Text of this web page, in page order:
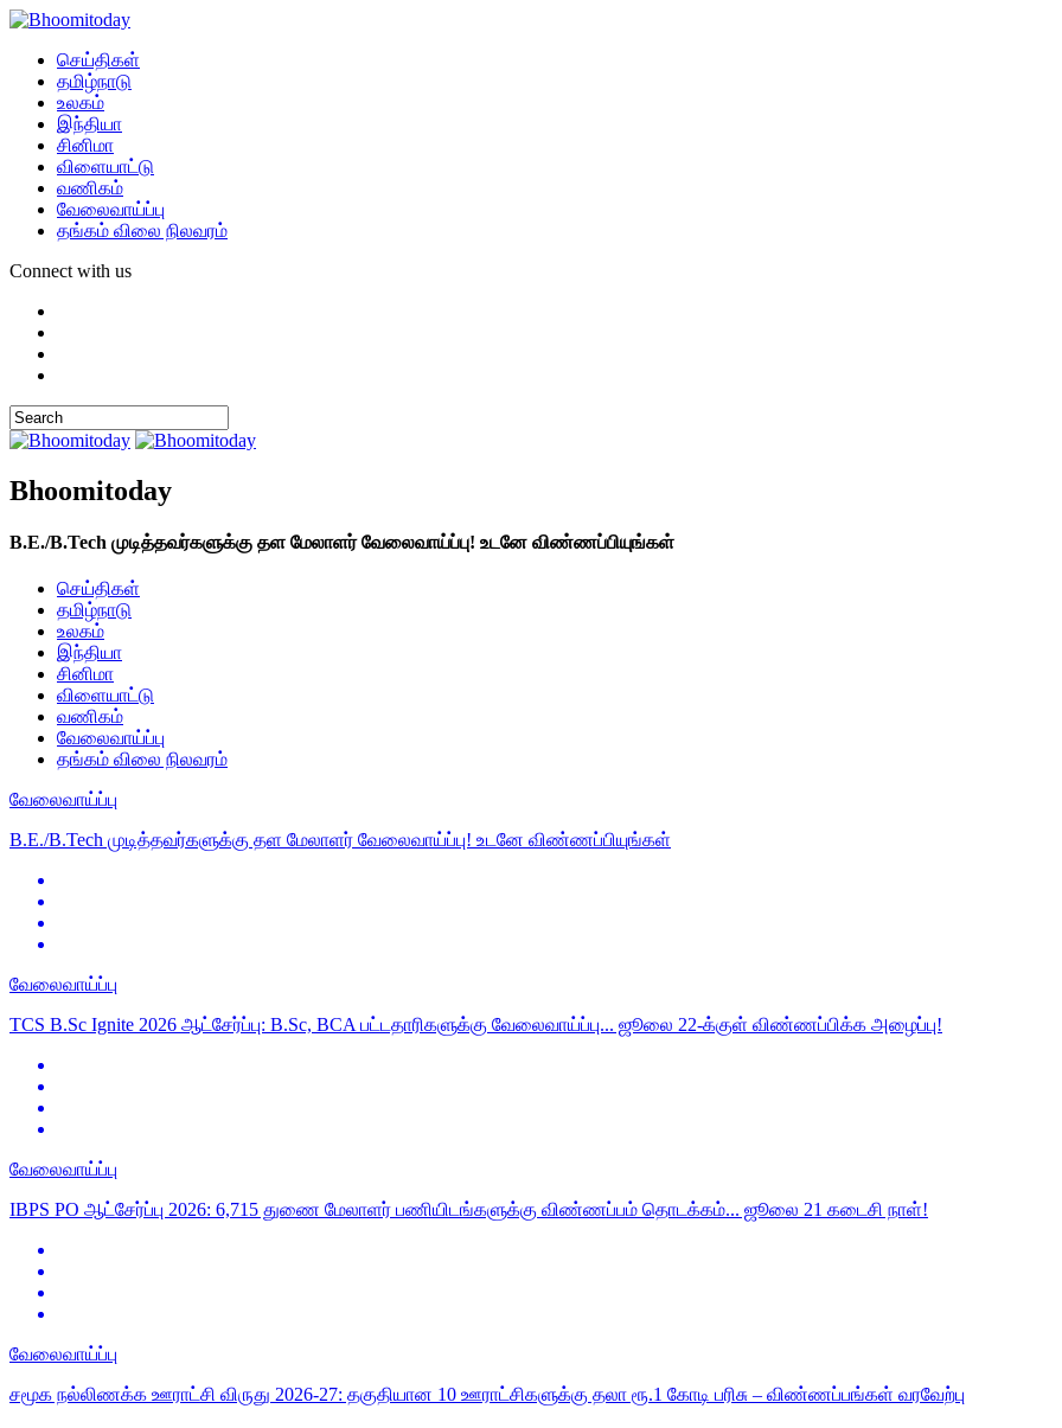
செய்திகள்
தமிழ்நாடு
உலகம்
இந்தியா
சினிமா
விளையாட்டு
வணிகம்
வேலைவாய்ப்பு
தங்கம் விலை நிலவரம்
Connect with us
Bhoomitoday
B.E./B.Tech முடித்தவர்களுக்கு தள மேலாளர் வேலைவாய்ப்பு! உடனே விண்ணப்பியுங்கள்
செய்திகள்
தமிழ்நாடு
உலகம்
இந்தியா
சினிமா
விளையாட்டு
வணிகம்
வேலைவாய்ப்பு
தங்கம் விலை நிலவரம்
வேலைவாய்ப்பு
B.E./B.Tech முடித்தவர்களுக்கு தள மேலாளர் வேலைவாய்ப்பு! உடனே விண்ணப்பியுங்கள்
வேலைவாய்ப்பு
TCS B.Sc Ignite 2026 ஆட்சேர்ப்பு: B.Sc, BCA பட்டதாரிகளுக்கு வேலைவாய்ப்பு... ஜூலை 22-க்குள் விண்ணப்பிக்க அழைப்பு!
வேலைவாய்ப்பு
IBPS PO ஆட்சேர்ப்பு 2026: 6,715 துணை மேலாளர் பணியிடங்களுக்கு விண்ணப்பம் தொடக்கம்... ஜூலை 21 கடைசி நாள்!
வேலைவாய்ப்பு
சமூக நல்லிணக்க ஊராட்சி விருது 2026-27: தகுதியான 10 ஊராட்சிகளுக்கு தலா ரூ.1 கோடி பரிசு – விண்ணப்பங்கள் வரவேற்பு